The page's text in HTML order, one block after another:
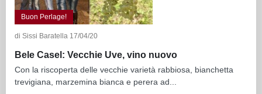
Buon Perlage!
di Sissi Baratella 17/04/20
Bele Casel: Vecchie Uve, vino nuovo
Con la riscoperta delle vecchie varietà rabbiosa, bianchetta
trevigiana, marzemina bianca e perera ad...